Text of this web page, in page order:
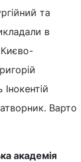
та
в
Варто
академія